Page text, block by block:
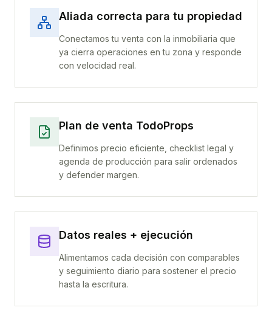
Aliada correcta para tu propiedad
Conectamos tu venta con la inmobiliaria que
ya cierra operaciones en tu zona y responde
con velocidad real.
Plan de venta TodoProps
Definimos precio eficiente, checklist legal y
agenda de producción para salir ordenados
y defender margen.
Datos reales + ejecución
Alimentamos cada decisión con comparables
y seguimiento diario para sostener el precio
hasta la escritura.